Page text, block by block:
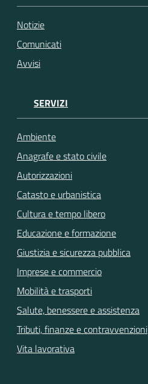
Notizie
Comunicati
Avvisi
SERVIZI
Ambiente
Anagrafe e stato civile
Autorizzazioni
Catasto e urbanistica
Cultura e tempo libero
Educazione e formazione
Giustizia e sicurezza pubblica
Imprese e commercio
Mobilità e trasporti
Salute, benessere e assistenza
Tributi, finanze e contravvenzioni
Vita lavorativa